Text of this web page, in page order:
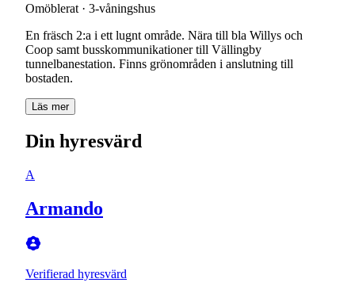
Omöblerat · 3-våningshus
En fräsch 2:a i ett lugnt område. Nära till bla Willys och
Coop samt busskommunikationer till Vällingby
tunnelbanestation. Finns grönområden i anslutning till
bostaden.
Läs mer
Din hyresvärd
A
Armando
Verifierad hyresvärd